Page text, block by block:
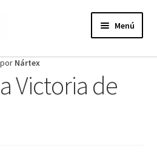
Menú
Inicio
Actividades
por Nártex
Victoria de